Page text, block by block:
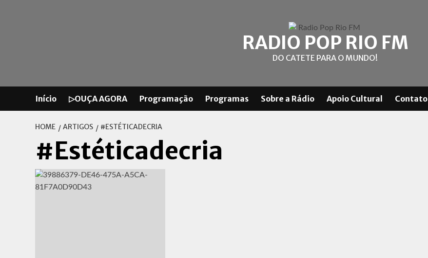
RADIO POP RIO FM
DO CATETE PARA O MUNDO!
Início ▷OUÇA AGORA Programação Programas Sobre a Rádio Apoio Cultural Contato
HOME ARTIGOS #ESTÉTICADECRIA
#Estéticadecria